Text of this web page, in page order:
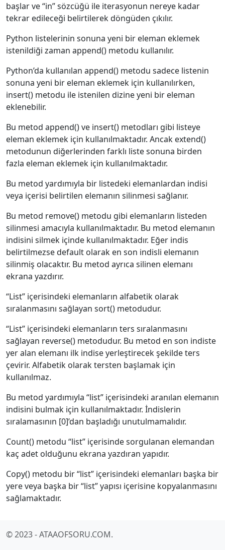
başlar ve “in” sözcüğü ile iterasyonun nereye kadar
tekrar edileceği belirtilerek döngüden çıkılır.
Python listelerinin sonuna yeni bir eleman eklemek
istenildiği zaman append() metodu kullanılır.
Python’da kullanılan append() metodu sadece listenin
sonuna yeni bir eleman eklemek için kullanılırken,
insert() metodu ile istenilen dizine yeni bir eleman
eklenebilir.
Bu metod append() ve insert() metodları gibi listeye
eleman eklemek için kullanılmaktadır. Ancak extend()
metodunun diğerlerinden farklı liste sonuna birden
fazla eleman eklemek için kullanılmaktadır.
Bu metod yardımıyla bir listedeki elemanlardan indisi
veya içerisi belirtilen elemanın silinmesi sağlanır.
Bu metod remove() metodu gibi elemanların listeden
silinmesi amacıyla kullanılmaktadır. Bu metod elemanın
indisini silmek içinde kullanılmaktadır. Eğer indis
belirtilmezse default olarak en son indisli elemanın
silinmiş olacaktır. Bu metod ayrıca silinen elemanı
ekrana yazdırır.
“List” içerisindeki elemanların alfabetik olarak
sıralanmasını sağlayan sort() metodudur.
“List” içerisindeki elemanların ters sıralanmasını
sağlayan reverse() metodudur. Bu metod en son indiste
yer alan elemanı ilk indise yerleştirecek şekilde ters
çevirir. Alfabetik olarak tersten başlamak için
kullanılmaz.
Bu metod yardımıyla “list” içerisindeki aranılan elemanın
indisini bulmak için kullanılmaktadır. İndislerin
sıralamasının [0]’dan başladığı unutulmamalıdır.
Count() metodu “list” içerisinde sorgulanan elemandan
kaç adet olduğunu ekrana yazdıran yapıdır.
Copy() metodu bir “list” içerisindeki elemanları başka bir
yere veya başka bir “list” yapısı içerisine kopyalanmasını
sağlamaktadır.
© 2023 - ATAAOFSORU.COM.